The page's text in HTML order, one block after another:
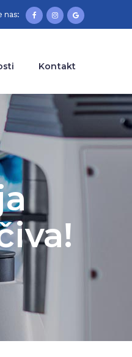
nas:
Kontakt